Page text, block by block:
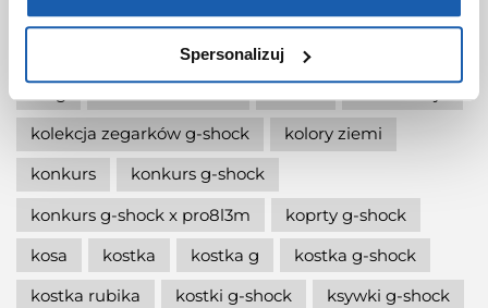
Spersonalizuj
jaki zegarek g-shock wybrać
jaki zegarek wybrać
kermit
kolekcja zegarków g-shock
kolory ziemi
konkurs
konkurs g-shock
konkurs g-shock x pro8l3m
koprty g-shock
kosa
kostka kostka g
kostka g-shock
kostka rubika
kostki g-shock
ksywki g-shock